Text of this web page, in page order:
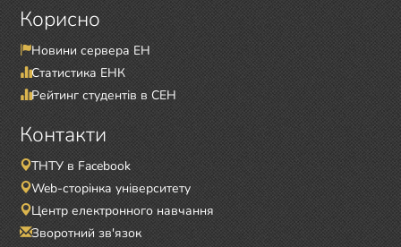
Корисно
Новини сервера ЕН
Статистика ЕНК
Рейтинг студентів в СЕН
Контакти
ТНТУ в Facebook
Web-сторінка університету
Центр електронного навчання
Зворотний зв'язок